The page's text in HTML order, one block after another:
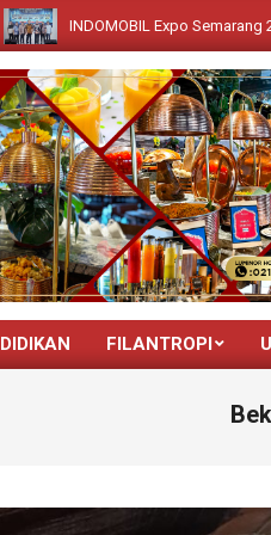
Expo Semarang 2026 Hadirkan
FILANTROPI